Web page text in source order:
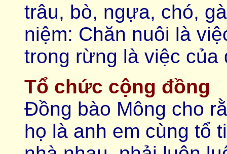
trâu, bò, ngựa, chó,
niệm: Chăn nuôi là
trong rừng là việc của
Tổ chức cộng đồng
Đồng bào Mông cho
họ là anh em cùng tổ